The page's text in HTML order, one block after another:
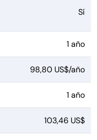
Sí
1 año
98,80 US$/año
1 año
103,46 US$